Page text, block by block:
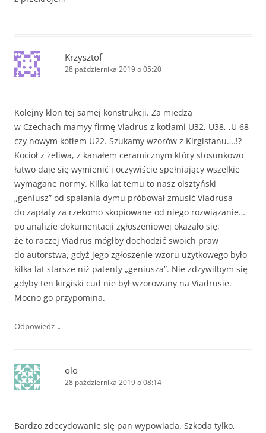
Krzysztof
28 października 2019 o 05:20
Kolejny klon tej samej konstrukcji. Za miedzą
w Czechach mamyy firmę Viadrus z kotłami U32, U38, ,U 68
czy nowym kotłem U22. Szukamy wzorów z Kirgistanu….!?
Kocioł z żeliwa, z kanałem ceramicznym który stosunkowo
łatwo daje się wymienić i oczywiście spełniający wszelkie
wymagane normy. Kilka lat temu to nasz olsztyński
„geniusz” od spalania dymu próbował zmusić Viadrusa
do zapłaty za rzekomo skopiowane od niego rozwiązanie…
po analizie dokumentacji zgłoszeniowej okazało się,
że to raczej Viadrus mógłby dochodzić swoich praw
do autorstwa, gdyż jego zgłoszenie wzoru użytkowego było
kilka lat starsze niż patenty „geniusza”. Nie zdzywilbym się
gdyby ten kirgiski cud nie był wzorowany na Viadrusie.
Mocno go przypomina.
Odpowiedz ↓
olo
28 października 2019 o 08:14
Bardzo zdecydowanie się pan wypowiada. Szkoda tylko,